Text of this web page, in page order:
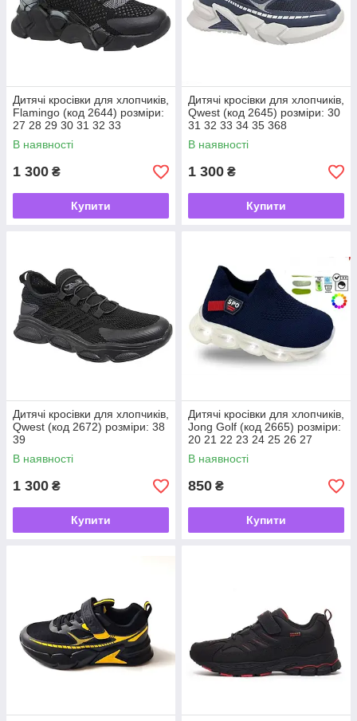
Дитячі кросівки для хлопчиків,
Flamingo (код 2644) розміри:
27 28 29 30 31 32 33
В наявності
1 300 ₴
Купити
Дитячі кросівки для хлопчиків,
Qwest (код 2645) розміри: 30
31 32 33 34 35 368
В наявності
1 300 ₴
Купити
Дитячі кросівки для хлопчиків,
Qwest (код 2672) розміри: 38
39
В наявності
1 300 ₴
Купити
Дитячі кросівки для хлопчиків,
Jong Golf (код 2665) розміри:
20 21 22 23 24 25 26 27
В наявності
850 ₴
Купити